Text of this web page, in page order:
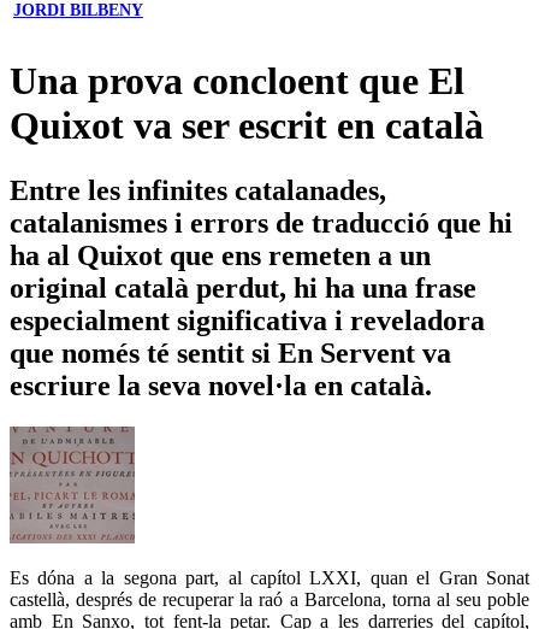
JORDI BILBENY
Una prova concloent que El
Quixot va ser escrit en català
Entre les infinites catalanades,
catalanismes i errors de traducció que hi
ha al Quixot que ens remeten a un
original català perdut, hi ha una frase
especialment significativa i reveladora
que només té sentit si En Servent va
escriure la seva novel·la en català.
Es dóna a la segona part, al capítol LXXI, quan el Gran Sonat
castellà, després de recuperar la raó a Barcelona, torna al seu poble
amb En Sanxo, tot fent-la petar. Cap a les darreries del capítol,